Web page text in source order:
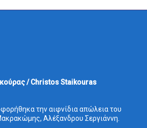
/ Christos Staikouras
την αιφνίδια απώλεια του
Αλέξανδρου Σεργιάννη.